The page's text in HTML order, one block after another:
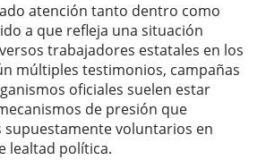
atención tanto dentro como
a que refleja una situación
trabajadores estatales en los
múltiples testimonios, campañas
oficiales suelen estar
de presión que
voluntarios en
lealtad política.